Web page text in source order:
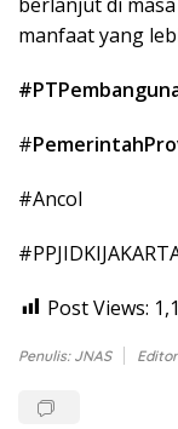
manfaat yang
#
#Ancol
Post Views:
Penulis: JNAS